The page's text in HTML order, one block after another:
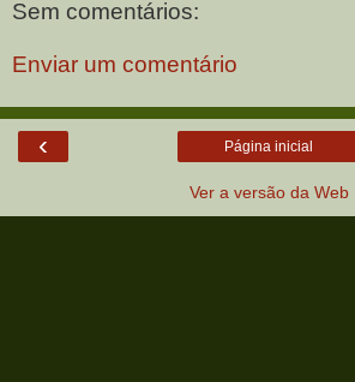
Sem comentários:
Enviar um comentário
‹ Página inicial
Ver a versão da Web